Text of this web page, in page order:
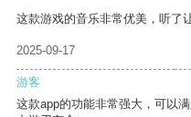
这款游戏的音乐非常优美，听了
2025-09-17
游客
这款app的功能非常强大，可以